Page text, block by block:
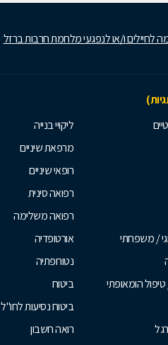
לחיילים ו/או לנפגעי מלחמת חרבות ברזל
/ משפחתי
הומאופתי
ליקויי בנייה
מרפאת שיניים
רופאי שיניים
רפואה סינית
רפואה משלימה
אורטופדיה
נטורופתיה
ביטוח
ביטוח נסיעות לחו"ל
רואה חשבון